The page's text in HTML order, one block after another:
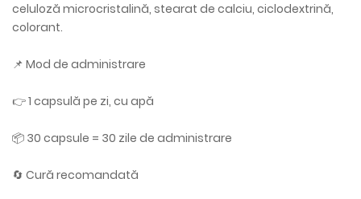
celuloză microcristalină, stearat de calciu, ciclodextrină,
colorant.
📌 Mod de administrare
👉 1 capsulă pe zi, cu apă
📦 30 capsule = 30 zile de administrare
🔄 Cură recomandată